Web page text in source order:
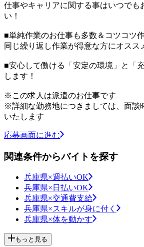
仕事やキャリアに関する事はいつでも
い！
■単純作業のお仕事も多数＆コツコツ
同じ繰り返し作業が得意な方にオスス
■安心して働ける「安定の環境」と「
します！
※この求人は派遣のお仕事です
※詳細な勤務地につきましては、面談
いたします
応募画面に進む
関連条件からバイトを探す
兵庫県×週払いOK
兵庫県×日払いOK
兵庫県×交通費支給
兵庫県×スキルが身に付く
兵庫県×体を動かす
もっと見る